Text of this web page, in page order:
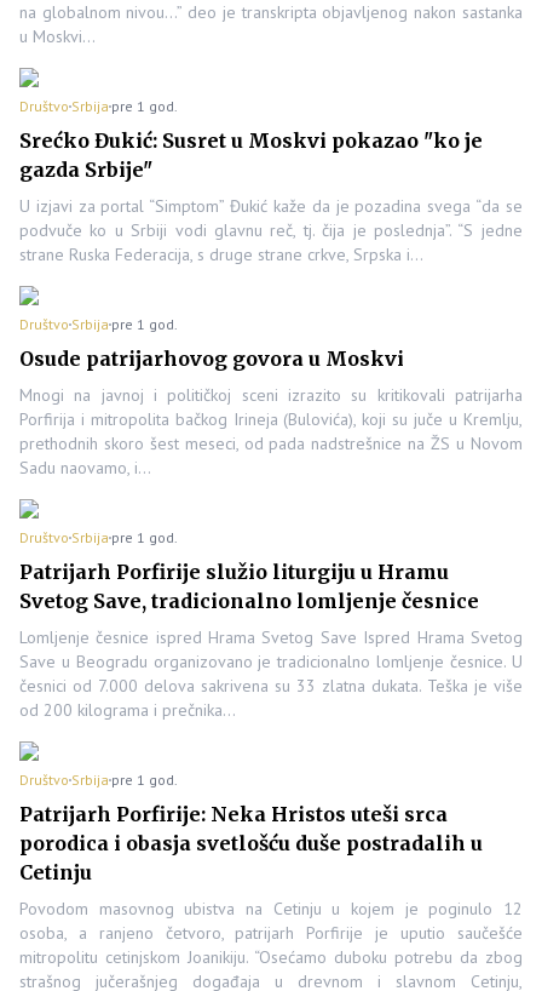
na globalnom nivou…” deo je transkripta objavljenog nakon sastanka
u Moskvi…
Društvo Srbija pre 1 god.
Srećko Đukić: Susret u Moskvi pokazao "ko je
gazda Srbije"
U izjavi za portal “Simptom” Đukić kaže da je pozadina svega “da se
podvuče ko u Srbiji vodi glavnu reč, tj. čija je poslednja”. “S jedne
strane Ruska Federacija, s druge strane crkve, Srpska i…
Društvo Srbija pre 1 god.
Osude patrijarhovog govora u Moskvi
Mnogi na javnoj i političkoj sceni izrazito su kritikovali patrijarha
Porfirija i mitropolita bačkog Irineja (Bulovića), koji su juče u Kremlju,
prethodnih skoro šest meseci, od pada nadstrešnice na ŽS u Novom
Sadu naovamo, i…
Društvo Srbija pre 1 god.
Patrijarh Porfirije služio liturgiju u Hramu
Svetog Save, tradicionalno lomljenje česnice
Lomljenje česnice ispred Hrama Svetog Save Ispred Hrama Svetog
Save u Beogradu organizovano je tradicionalno lomljenje česnice. U
česnici od 7.000 delova sakrivena su 33 zlatna dukata. Teška je više
od 200 kilograma i prečnika…
Društvo Srbija pre 1 god.
Patrijarh Porfirije: Neka Hristos uteši srca
porodica i obasja svetlošću duše postradalih u
Cetinju
Povodom masovnog ubistva na Cetinju u kojem je poginulo 12
osoba, a ranjeno četvoro, patrijarh Porfirije je uputio saučešće
mitropolitu cetinjskom Joanikiju. “Osećamo duboku potrebu da zbog
strašnog jučerašnjeg događaja u drevnom i slavnom Cetinju,